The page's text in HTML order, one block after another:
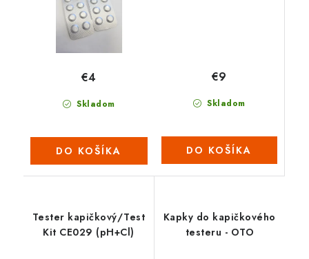
Skladom
€4
DO KOŠÍKA
Skladom
€9
DO KOŠÍKA
Tester kapičkový/Test
Kit CE029 (pH+Cl)
Kapky do kapičkového
testeru - OTO